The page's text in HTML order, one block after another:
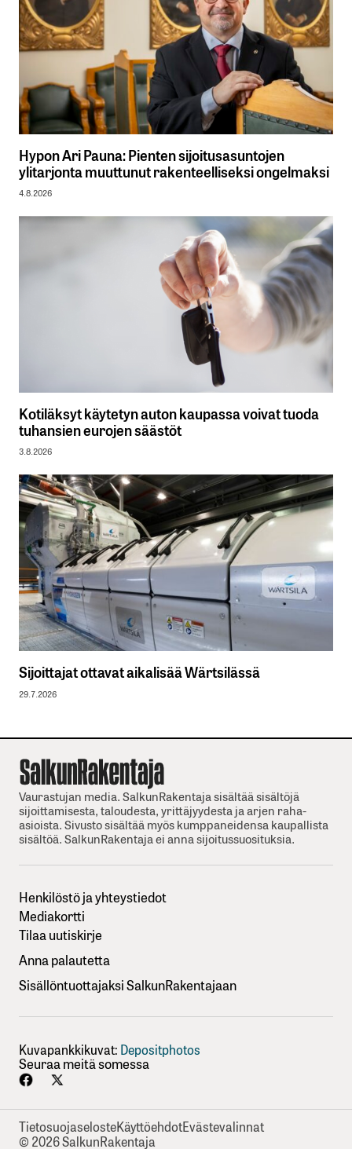
Hypon Ari Pauna: Pienten sijoitusasuntojen
ylitarjonta muuttunut rakenteelliseksi ongelmaksi
4.8.2026
Kotiläksyt käytetyn auton kaupassa voivat tuoda
tuhansien eurojen säästöt
3.8.2026
Sijoittajat ottavat aikalisää Wärtsilässä
29.7.2026
Vaurastujan media. SalkunRakentaja sisältää sisältöjä
sijoittamisesta, taloudesta, yrittäjyydesta ja arjen raha-
asioista. Sivusto sisältää myös kumppaneidensa kaupallista
sisältöä. SalkunRakentaja ei anna sijoitussuosituksia.
Henkilöstö ja yhteystiedot
Mediakortti
Tilaa uutiskirje
Anna palautetta
Sisällöntuottajaksi SalkunRakentajaan
Kuvapankkikuvat: Depositphotos
Seuraa meitä somessa
TietosuojaselosteKäyttöehdotEvästevalinnat
© 2026 SalkunRakentaja